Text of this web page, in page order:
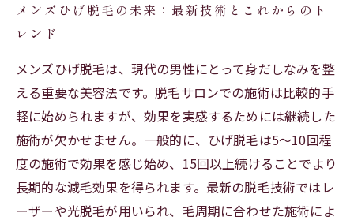
メンズひげ脱毛の未来：最新技術とこれからのト
レンド
メンズひげ脱毛は、現代の男性にとって身だしなみを整
える重要な美容法です。脱毛サロンでの施術は比較的手
軽に始められますが、効果を実感するためには継続した
施術が欠かせません。一般的に、ひげ脱毛は5～10回程
度の施術で効果を感じ始め、15回以上続けることでより
長期的な減毛効果を得られます。最新の脱毛技術ではレ
ーザーや光脱毛が用いられ、毛周期に合わせた施術によ